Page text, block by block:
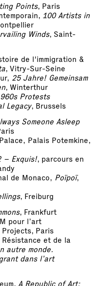
Points, Paris
100 Artists in
Winds, Saint-
de l'immigration &
, Vitry-Sur-Seine
25 Jahre! Gemeinsam
, Winterthur
Protests
Legacy, Brussels
Someone Asleep
Palais Potemkine,
– Exquis!, parcours en
de Monaco, Poïpoï,
, Freiburg
, Frankfurt
pour l’art
Projects, Paris
et de la
autre monde.
dans l’art
A Republic of Art: